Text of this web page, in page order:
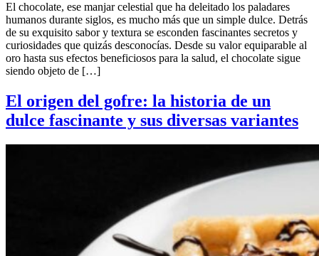
El chocolate, ese manjar celestial que ha deleitado los paladares
humanos durante siglos, es mucho más que un simple dulce. Detrás
de su exquisito sabor y textura se esconden fascinantes secretos y
curiosidades que quizás desconocías. Desde su valor equiparable al
oro hasta sus efectos beneficiosos para la salud, el chocolate sigue
siendo objeto de […]
El origen del gofre: la historia de un
dulce fascinante y sus diversas variantes